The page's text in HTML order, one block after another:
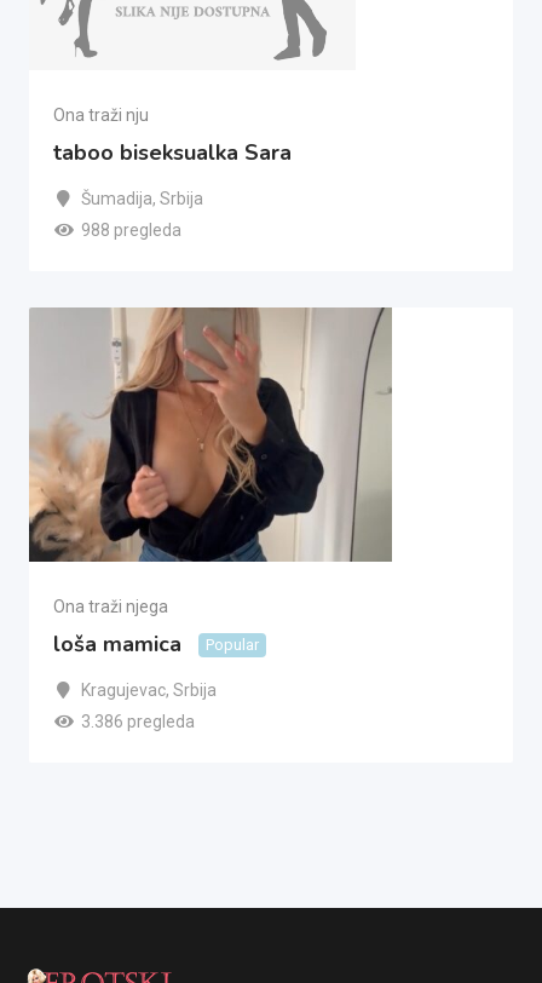
Ona traži nju
taboo biseksualka Sara
Šumadija, Srbija
988 pregleda
Ona traži njega
loša mamica Popular
Kragujevac, Srbija
3.386 pregleda